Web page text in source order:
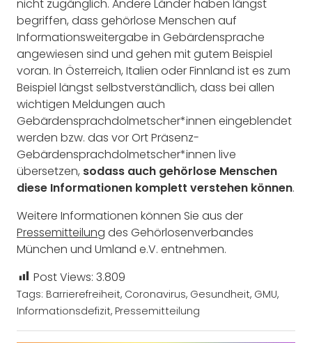
nicht zugänglich. Andere Länder haben längst
begriffen, dass gehörlose Menschen auf
Informationsweitergabe in Gebärdensprache
angewiesen sind und gehen mit gutem Beispiel
voran. In Österreich, Italien oder Finnland ist es zum
Beispiel längst selbstverständlich, dass bei allen
wichtigen Meldungen auch
Gebärdensprachdolmetscher*innen eingeblendet
werden bzw. das vor Ort Präsenz-
Gebärdensprachdolmetscher*innen live
übersetzen, sodass auch gehörlose Menschen
diese Informationen komplett verstehen können.
Weitere Informationen können Sie aus der
Pressemitteilung des Gehörlosenverbandes
München und Umland e.V. entnehmen.
Post Views: 3.809
Tags: Barrierefreiheit, Coronavirus, Gesundheit, GMU,
Informationsdefizit, Pressemitteilung